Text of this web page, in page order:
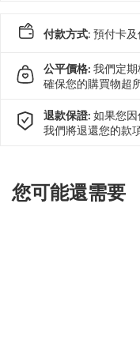
付款方式: 預付卡
公平價格: 我們定
確保您的購買物超
退款保證: 如果您因
我們將退還您的款項
您可能還需要